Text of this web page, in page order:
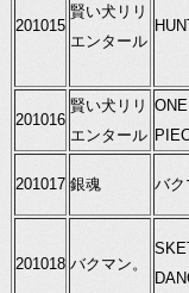
201015
賢い犬リリ
エンタール
201016
賢い犬リリ
エンタール
ONE
201017 銀魂 バク
201018 バクマン。